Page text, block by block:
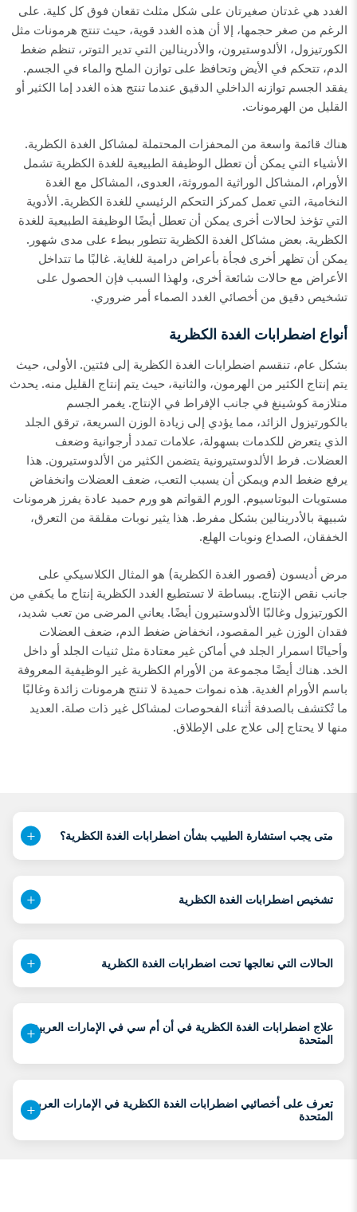
الغدد هي غدتان صغيرتان على شكل مثلث تقعان فوق كل كلية. على
الرغم من صغر حجمها، إلا أن هذه الغدد قوية، حيث تنتج هرمونات مثل
الكورتيزول، الألدوستيرون، والأدرينالين التي تدير التوتر، تنظم ضغط
الدم، تتحكم في الأيض وتحافظ على توازن الملح والماء في الجسم.
يفقد الجسم توازنه الداخلي الدقيق عندما تنتج هذه الغدد إما الكثير أو
القليل من الهرمونات.
هناك قائمة واسعة من المحفزات المحتملة لمشاكل الغدة الكظرية.
الأشياء التي يمكن أن تعطل الوظيفة الطبيعية للغدة الكظرية تشمل
الأورام، المشاكل الوراثية الموروثة، العدوى، المشاكل مع الغدة
النخامية، التي تعمل كمركز التحكم الرئيسي للغدة الكظرية. الأدوية
التي تؤخذ لحالات أخرى يمكن أن تعطل أيضًا الوظيفة الطبيعية للغدة
الكظرية. بعض مشاكل الغدة الكظرية تتطور ببطء على مدى شهور.
يمكن أن تظهر أخرى فجأة بأعراض درامية للغاية. غالبًا ما تتداخل
الأعراض مع حالات شائعة أخرى، ولهذا السبب فإن الحصول على
تشخيص دقيق من أخصائي الغدد الصماء أمر ضروري.
أنواع اضطرابات الغدة الكظرية
بشكل عام، تنقسم اضطرابات الغدة الكظرية إلى فئتين. الأولى، حيث
يتم إنتاج الكثير من الهرمون، والثانية، حيث يتم إنتاج القليل منه. يحدث
متلازمة كوشينغ في جانب الإفراط في الإنتاج. يغمر الجسم
بالكورتيزول الزائد، مما يؤدي إلى زيادة الوزن السريعة، ترقق الجلد
الذي يتعرض للكدمات بسهولة، علامات تمدد أرجوانية وضعف
العضلات. فرط الألدوستيرونية يتضمن الكثير من الألدوستيرون. هذا
يرفع ضغط الدم ويمكن أن يسبب التعب، ضعف العضلات وانخفاض
مستويات البوتاسيوم. الورم القواتم هو ورم حميد عادة يفرز هرمونات
شبيهة بالأدرينالين بشكل مفرط. هذا يثير نوبات مقلقة من التعرق،
الخفقان، الصداع ونوبات الهلع.
مرض أديسون (قصور الغدة الكظرية) هو المثال الكلاسيكي على
جانب نقص الإنتاج. ببساطة لا تستطيع الغدد الكظرية إنتاج ما يكفي من
الكورتيزول وغالبًا الألدوستيرون أيضًا. يعاني المرضى من تعب شديد،
فقدان الوزن غير المقصود، انخفاض ضغط الدم، ضعف العضلات
وأحيانًا اسمرار الجلد في أماكن غير معتادة مثل ثنيات الجلد أو داخل
الخد. هناك أيضًا مجموعة من الأورام الكظرية غير الوظيفية المعروفة
باسم الأورام الغدية. هذه نموات حميدة لا تنتج هرمونات زائدة وغالبًا
ما تُكتشف بالصدفة أثناء الفحوصات لمشاكل غير ذات صلة. العديد
منها لا يحتاج إلى علاج على الإطلاق.
متى يجب استشارة الطبيب بشأن اضطرابات الغدة الكظرية؟
تشخيص اضطرابات الغدة الكظرية
الحالات التي نعالجها تحت اضطرابات الغدة الكظرية
علاج اضطرابات الغدة الكظرية في أن أم سي في الإمارات العربية
المتحدة
تعرف على أخصائيي اضطرابات الغدة الكظرية في الإمارات العربية
المتحدة